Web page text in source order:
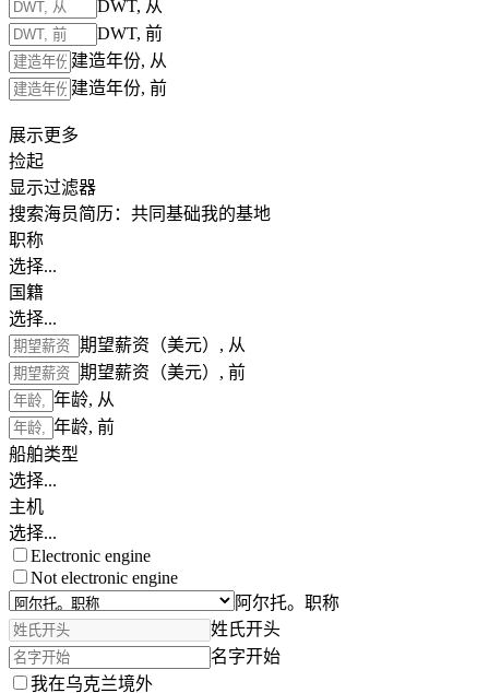
DWT, 从
DWT, 前
建造年份, 从
建造年份, 前
展示更多
捡起
显示过滤器
搜索海员简历： 共同基础我的基地
职称
选择...
国籍
选择...
期望薪资（美元）, 从
期望薪资（美元）, 前
年龄, 从
年龄, 前
船舶类型
选择...
主机
选择...
Electronic engine
Not electronic engine
阿尔托。职称
姓氏开头
名字开始
我在乌克兰境外